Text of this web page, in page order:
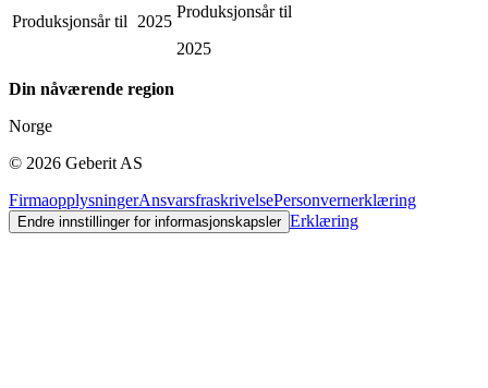
Produksjonsår til 2025
Produksjonsår til
2025
Din nåværende region
Norge
© 2026 Geberit AS
FirmaopplysningerAnsvarsfraskrivelsePersonvernerklæring
Endre innstillinger for informasjonskapsler Erklæring